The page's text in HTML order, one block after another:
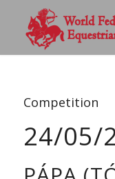
Competition
24/05/